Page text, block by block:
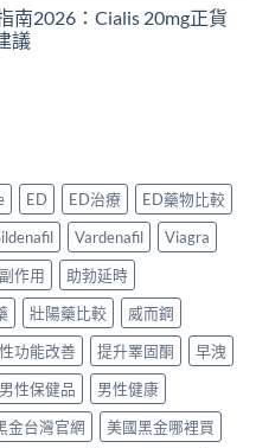
南2026：Cialis 20mg正貨
議
ED ED治療
ED藥物比較
Vardenafil
Viagra
副作用
助勃延時
壯陽藥比較
威而鋼
性功能改善 提升睪固酮
早洩
男性保健品
男性健康
金台灣官網
美國黑金哪裡買